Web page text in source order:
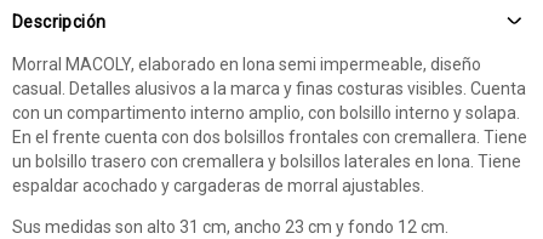
Descripción
Morral MACOLY, elaborado en lona semi impermeable, diseño
casual. Detalles alusivos a la marca y finas costuras visibles. Cuenta
con un compartimento interno amplio, con bolsillo interno y solapa.
En el frente cuenta con dos bolsillos frontales con cremallera. Tiene
un bolsillo trasero con cremallera y bolsillos laterales en lona. Tiene
espaldar acochado y cargaderas de morral ajustables.
Sus medidas son alto 31 cm, ancho 23 cm y fondo 12 cm.